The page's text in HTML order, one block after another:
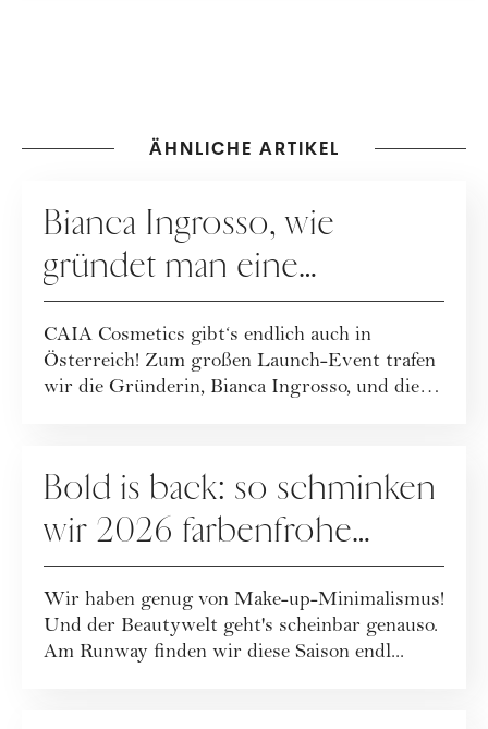
ÄHNLICHE ARTIKEL
Bianca Ingrosso, wie
gründet man eine
erfolgreiche Beauty-Brand?
CAIA Cosmetics gibt‘s endlich auch in
Österreich! Zum großen Launch-Event trafen
wir die Gründerin, Bianca Ingrosso, und die
Bold is back: so schminken
wir 2026 farbenfrohe
Make-up-Looks
Wir haben genug von Make-up-Minimalismus!
Und der Beautywelt geht's scheinbar genauso.
Am Runway finden wir diese Saison endl...